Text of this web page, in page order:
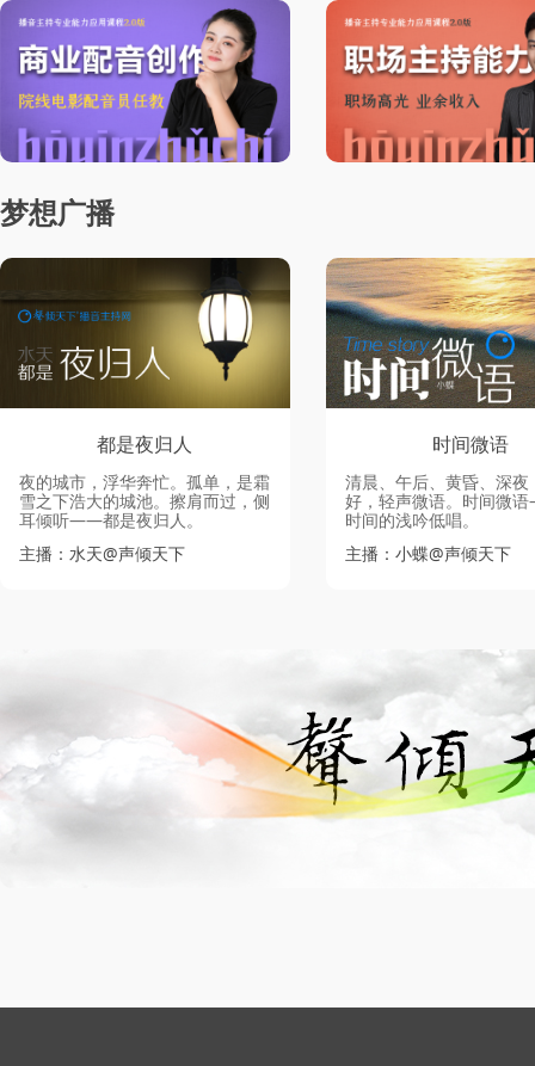
梦想广播
都是夜归人
夜的城市，浮华奔忙。孤单，是霜
雪之下浩大的城池。擦肩而过，侧
耳倾听——都是夜归人。
主播：水天@声倾天下
时间微语
清晨、午后、黄昏、深夜
好，轻声微语。时间微
时间的浅吟低唱。
主播：小蝶@声倾天下